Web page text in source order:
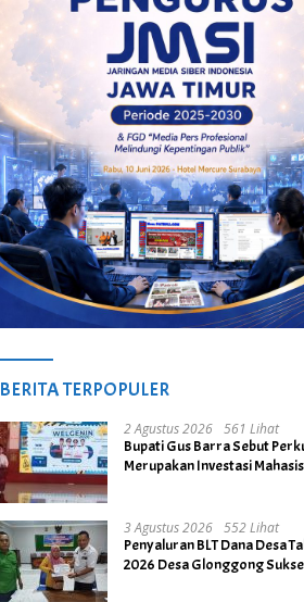
BERITA TERPOPULER
2 Agustus 2026
561 Lihat
Bupati Gus Barra Sebut
Merupakan Investasi
3 Agustus 2026
552 Lihat
Penyaluran BLT Dana Desa
2026 Desa Glonggong